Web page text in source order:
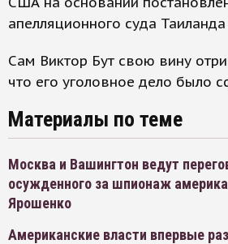
апелляционного суда Таиланда
Сам Виктор Бут свою вину
что его уголовное дело было
Материалы по теме
Москва и Вашингтон ведут
осужденного за шпионаж
Ярошенко
Американские власти впервые